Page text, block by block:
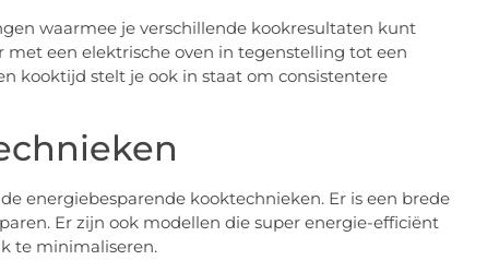
waarmee je verschillende kookresultaten kunt
met een elektrische oven in tegenstelling tot een
kooktijd stelt je ook in staat om consistentere
energiebesparende kooktechnieken. Er is een brede
Er zijn ook modellen die super energie-efficiënt
te minimaliseren.